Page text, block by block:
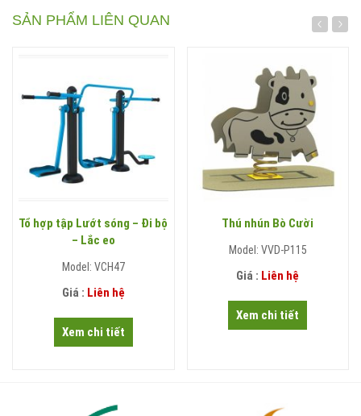
SẢN PHẨM LIÊN QUAN
Tổ hợp tập Lướt sóng – Đi bộ
– Lắc eo
Model: VCH47
Giá : Liên hệ
Xem chi tiết
Thú nhún Bò Cười
Model: VVD-P115
Giá : Liên hệ
Xem chi tiết